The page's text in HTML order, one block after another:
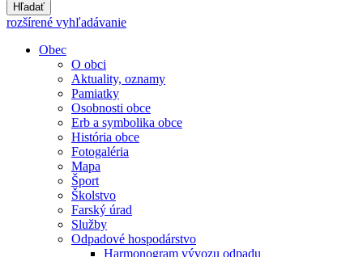
Hľadať
rozšírené vyhľadávanie
Obec
O obci
Aktuality, oznamy
Pamiatky
Osobnosti obce
Erb a symbolika obce
História obce
Fotogaléria
Mapa
Šport
Školstvo
Farský úrad
Služby
Odpadové hospodárstvo
Harmonogram vývozu odpadu